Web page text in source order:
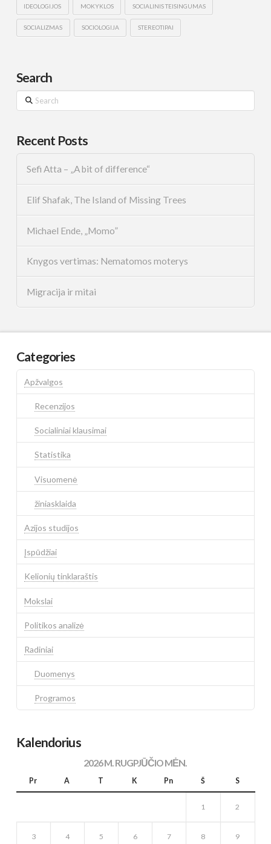
IDEOLOGIJOS MOKYKLOS SOCIALINIS TEISINGUMAS
SOCIALIZMAS SOCIOLOGIJA STEREOTIPAI
Search
Search
Recent Posts
Sefi Atta – „A bit of difference“
Elif Shafak, The Island of Missing Trees
Michael Ende, „Momo”
Knygos vertimas: Nematomos moterys
Migracija ir mitai
Categories
Apžvalgos
Recenzijos
Socialiniai klausimai
Statistika
Visuomenė
žiniasklaida
Azijos studijos
Įspūdžiai
Kelionių tinklaraštis
Mokslai
Politikos analizė
Radiniai
Duomenys
Programos
Kalendorius
2026 M. RUGPJŪČIO MĖN.
Pr A T K Pn Š S
1 2
3 4 5 6 7 8 9